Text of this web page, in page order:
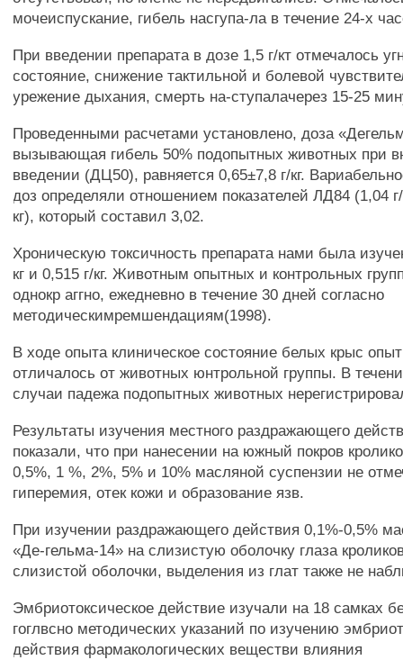
мочеиспускание, гибель насгупа-ла в течение 24-х
При введении препарата в дозе 1,5 г/кт отмечалось
состояние, снижение тактильной и болевой
урежение дыхания, смерть на-ступалачерез 15-25
Проведенными расчетами установлено, доза
вызывающая гибель 50% подопытных животных при
введении (ДЦ50), равняется 0,65±7,8 г/кг.
доз определяли отношением показателей ЛД84 (1,04
кг), который составил 3,02.
Хроническую токсичность препарата нами была
кг и 0,515 г/кг. Животным опытных и контрольных
однокр аггно, ежедневно в течение 30 дней согласно
методическимремшендациям(1998).
В ходе опыта клиническое состояние белых крыс
отличалось от животных юнтрольной группы. В
случаи падежа подопытных животных
Результаты изучения местного раздражающего
показали, что при нанесении на южный покров
0,5%, 1 %, 2%, 5% и 10% масляной суспензии не
гиперемия, отек кожи и образование язв.
При изучении раздражающего действия 0,1%-0,5%
«Де-гельма-14» на слизистую оболочку глаза
слизистой оболочки, выделения из глат также не
Эмбриотоксическое действие изучали на 18 самках
гоглвсно методических указаний по изучению
действия фармакологических веществи влияния